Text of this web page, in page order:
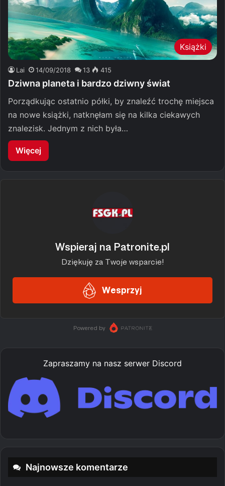
Książki
Lai 14/09/2018 13 415
Dziwna planeta i bardzo dziwny świat
Porządkując ostatnio półki, by znaleźć trochę miejsca
na nowe książki, natknęłam się na kilka ciekawych
znalezisk. Jednym z nich była…
Więcej
Zapraszamy na nasz serwer Discord
Najnowsze komentarze